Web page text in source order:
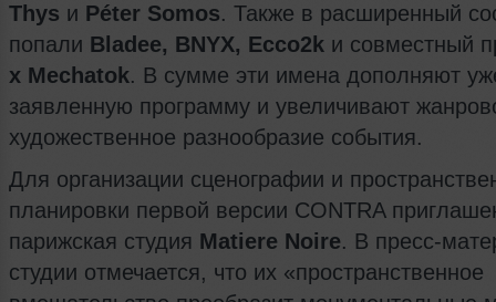
Thys и Péter Somos. Также в расширенный
попали Bladee, BNYX, Ecco2k и совместный
x Mechatok. В сумме эти имена дополняют
заявленную программу и увеличивают
художественное разнообразие события.
Для организации сценографии и
планировки первой версии CONTRA
парижская студия Matiere Noire. В пресс-
студии отмечается, что их «пространственное